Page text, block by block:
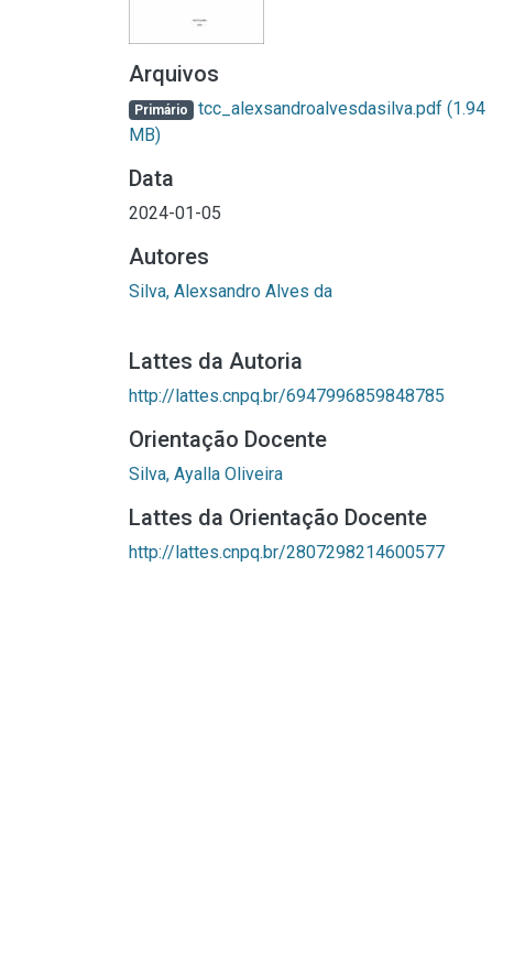
Arquivos
Primário tcc_alexsandroalvesdasilva.pdf (1.94
MB)
Data
2024-01-05
Autores
Silva, Alexsandro Alves da
Lattes da Autoria
http://lattes.cnpq.br/6947996859848785
Orientação Docente
Silva, Ayalla Oliveira
Lattes da Orientação Docente
http://lattes.cnpq.br/2807298214600577